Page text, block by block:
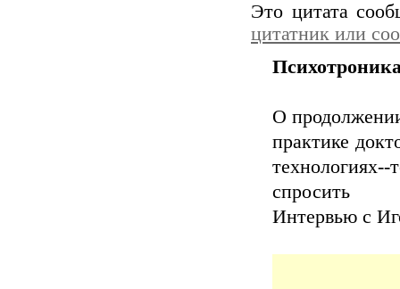
Это цитата
цитатник или
О
практике
спросить
Интервью с